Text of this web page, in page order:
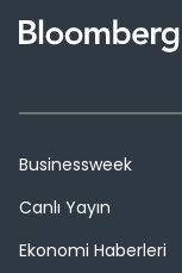
Businessweek
Canlı Yayın
Ekonomi Haberleri